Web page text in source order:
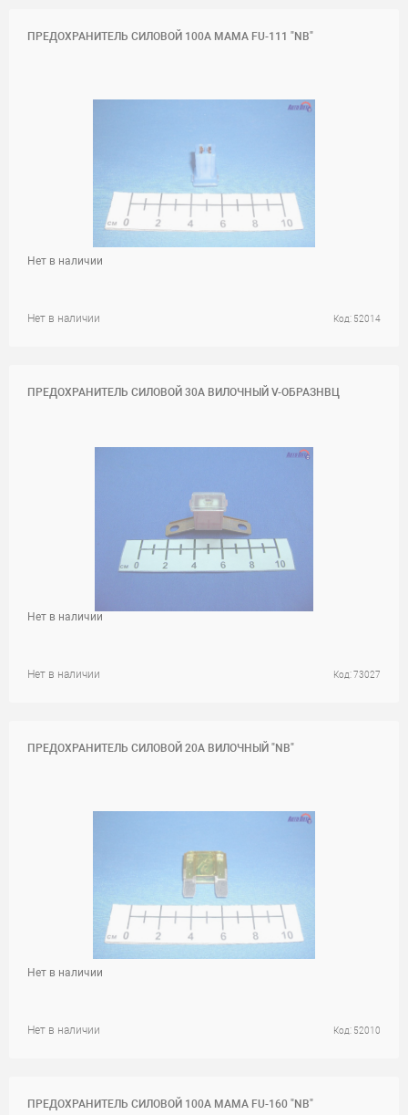
ПРЕДОХРАНИТЕЛЬ СИЛОВОЙ 100A МАМА FU-111 "NB"
Нет в наличии Код: 52014
Нет в наличии
ПРЕДОХРАНИТЕЛЬ СИЛОВОЙ 30A ВИЛОЧНЫЙ V-ОБРАЗНВЦ
Нет в наличии Код: 73027
Нет в наличии
ПРЕДОХРАНИТЕЛЬ СИЛОВОЙ 20A ВИЛОЧНЫЙ "NB"
Нет в наличии Код: 52010
Нет в наличии
ПРЕДОХРАНИТЕЛЬ СИЛОВОЙ 100A МАМА FU-160 "NB"